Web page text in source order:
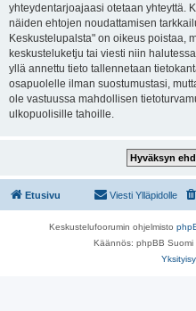
yhteydentarjoajaasi otetaan yhteyttä.
näiden ehtojen noudattamisen
Keskustelupalsta" on oikeus poistaa,
keskusteluketju tai viesti niin
yllä annettu tieto tallennetaan
osapuolelle ilman suostumustasi,
ole vastuussa mahdollisen
ulkopuolisille tahoille.
Etusivu Viesti Ylläpidolle
Keskustelufoorumin ohjelmisto
Käännös: phpBB Suomi